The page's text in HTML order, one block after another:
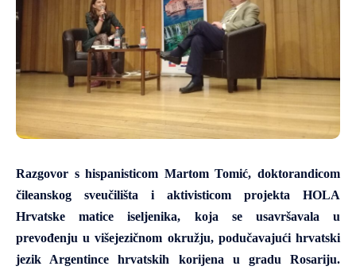
Razgovor s hispanisticom Martom Tomić, doktorandicom
čileanskog sveučilišta i aktivisticom projekta HOLA
Hrvatske matice iseljenika, koja se usavršavala u
prevođenju u višejezičnom okružju, podučavajući hrvatski
jezik Argentince hrvatskih korijena u gradu Rosariju.